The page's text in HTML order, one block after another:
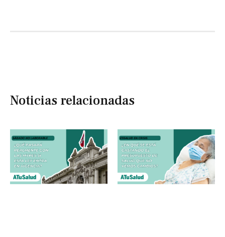
Noticias relacionadas